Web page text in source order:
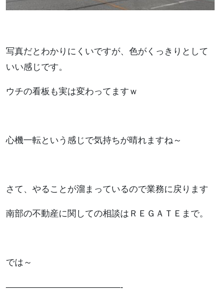
写真だとわかりにくいですが、色がくっきりとして
いい感じです。
ウチの看板も実は変わってますｗ
心機一転という感じで気持ちが晴れますね～
さて、やることが溜まっているので業務に戻ります
南部の不動産に関しての相談はＲＥＧＡＴＥまで。
では～
—————————————-